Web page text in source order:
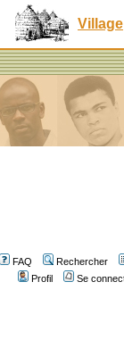
Village
FAQ
Rechercher
Profil
Se